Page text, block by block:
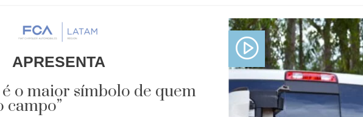
APRESENTA
é o maior símbolo de quem
campo”